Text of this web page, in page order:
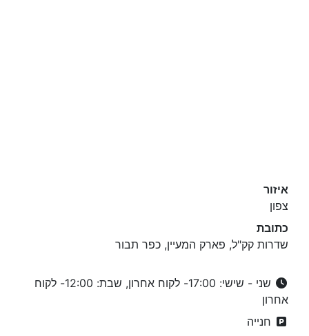
איזור
צפון
כתובת
שדרות קק"ל, פארק המעיין, כפר תבור
שני - שישי: 17:00- לקוח אחרון, שבת: 12:00- לקוח
אחרון
חנייה